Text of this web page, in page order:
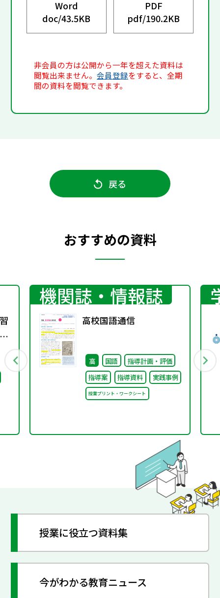
Word
doc/43.5KB
PDF
pdf/190.2KB
非会員の方は公開から一年を超えた資料は
閲覧出来ません。会員登録をすると、全期
間の資料を閲覧できます。
戻る
おすすめの資料
機関誌・情報誌
高校国語通信
高 国語
指導計画・評価
指導案
指導資料 実践事例
授業プリント・ワークシート
授業に役立つ資料集
今がわかる教育ニュース